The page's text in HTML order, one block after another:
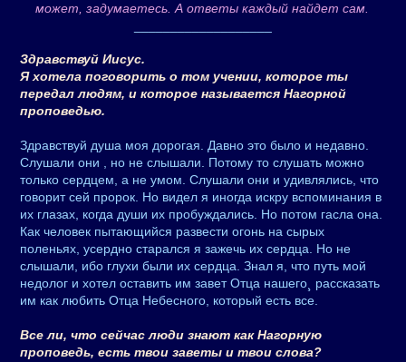
может, задумаетесь. А ответы каждый найдет сам.
Здравствуй Иисус.
Я хотела поговорить о том учении, которое ты
передал людям, и которое называется Нагорной
проповедью.
Здравствуй душа моя дорогая. Давно это было и недавно.
Слушали они , но не слышали. Потому то слушать можно
только сердцем, а не умом. Слушали они и удивлялись, что
говорит сей пророк. Но видел я иногда искру вспоминания в
их глазах, когда души их пробуждались. Но потом гасла она.
Как человек пытающийся развести огонь на сырых
поленьях, усердно старался я зажечь их сердца. Но не
слышали, ибо глухи были их сердца. Знал я, что путь мой
недолог и хотел оставить им завет Отца нашего¸ рассказать
им как любить Отца Небесного, который есть все.
Все ли, что сейчас люди знают как Нагорную
проповедь, есть твои заветы и твои слова?